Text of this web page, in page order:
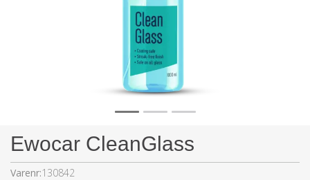
Ewocar CleanGlass
Varenr:130842